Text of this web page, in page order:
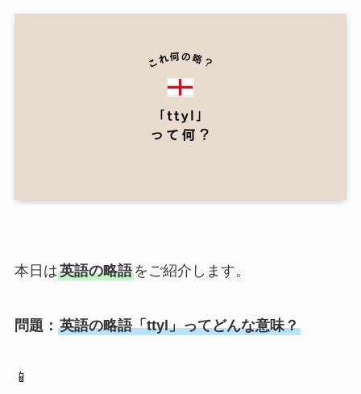
本日は英語の略語をご紹介します。
問題： 英語の略語「ttyl」ってどんな意味？
📱